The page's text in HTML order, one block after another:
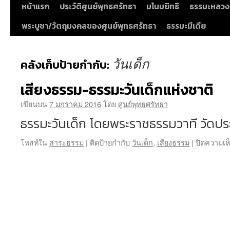
หน้าแรก ประวัติศูนย์พุทธศรัทธา มโนมยิทธิ
ธรรมะหลว
พระบูชา/วัตถุมงคลของศูนย์พุทธศรัทธา
ธรรมะมีเดีย
คลังเก็บป้ายกำกับ: วันเด็ก
เสียงธรรม-ธรรมะวันเด็กแห่งชาติ
เขียนบน7 มกราคม 2016โดยศูนย์พุทธศรัทธา
ธรรมะวันเด็ก โดยพระราชธรรมวาที วัดป
โพสท์ใน สาระธรรม | ติดป้ายกำกับ วันเด็ก, เสียงธรรม | ปิดความเ